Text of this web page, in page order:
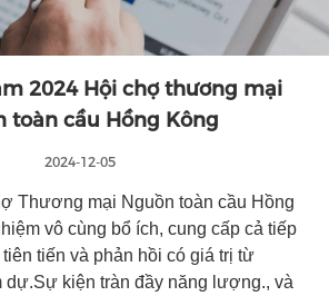
2024 Hội chợ thương mại
toàn cầu Hồng Kông
2024-12-05
Thương mại Nguồn toàn cầu Hồng
vô cùng bổ ích, cung cấp cả tiếp
tiến và phản hồi có giá trị từ
kiện tràn đầy năng lượng., và